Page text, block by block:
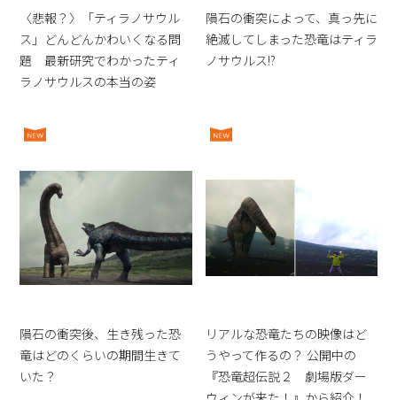
〈悲報？〉「ティラノサウル
ス」どんどんかわいくなる問
題 最新研究でわかったティ
ラノサウルスの本当の姿
隕石の衝突によって、真っ先に
絶滅してしまった恐竜はティラ
ノサウルス!?
隕石の衝突後、生き残った恐
竜はどのくらいの期間生きて
いた？
リアルな恐竜たちの映像はど
うやって作るの？ 公開中の
『恐竜超伝説２ 劇場版ダー